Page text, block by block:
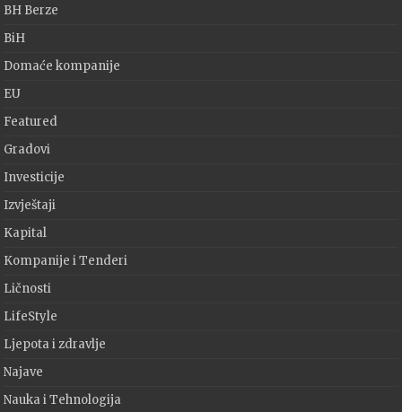
BH Berze
BiH
Domaće kompanije
EU
Featured
Gradovi
Investicije
Izvještaji
Kapital
Kompanije i Tenderi
Ličnosti
LifeStyle
Ljepota i zdravlje
Najave
Nauka i Tehnologija